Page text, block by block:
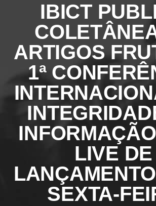
IBICT
ARTIGOS
1ª
LIVE DE
SEXTA-